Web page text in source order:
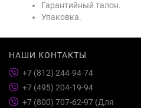
Гарантийный талон.
Упаковка.
НАШИ КОНТАКТЫ
+7 (812) 244-94-74
+7 (495) 204-19-94
+7 (800) 707-62-97 (Для